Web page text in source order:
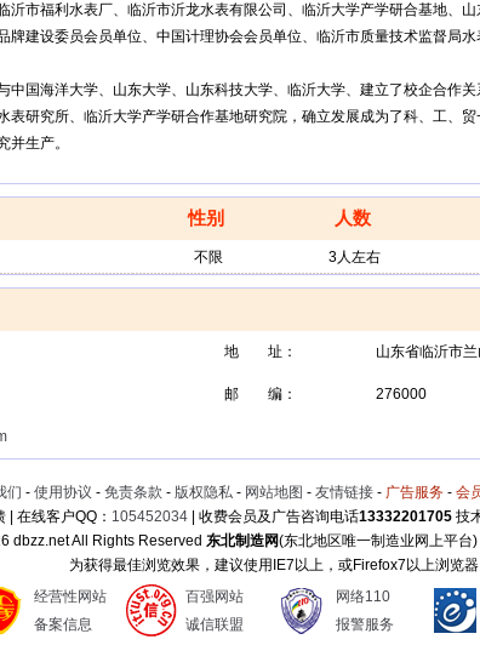
沂市福利水表厂、临沂市沂龙水表有限公司、临沂大学产学研合基地、
牌建设委员会员单位、中国计理协会会员单位、临沂市质量技术监督局
国海洋大学、山东大学、山东科技大学、临沂大学、建立了校企合作关
研究所、临沂大学产学研合作基地研究院，确立发展成为了科、工、
并生产。
性别 人数
不限 3人左右
地 址： 山东省临沂市
邮 编： 276000
们 - 使用协议 - 免责条款 - 版权隐私 - 网站地图 - 友情链接 - 广告服务 - 会
| 在线客户QQ： 105452034| 收费会员及广告咨询电话13332201705技
dbzz.net All Rights Reserved 东北制造网(东北地区唯一制造业网上平台
为获得最佳浏览效果，建议使用IE7以上，或Firefox7以上浏览器
经营性网站
备案信息
百强网站
诚信联盟
网络110
报警服务